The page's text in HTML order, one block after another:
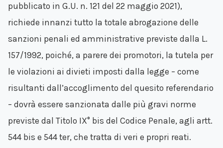
pubblicato in G.U. n. 121 del 22 maggio 2021),
richiede innanzi tutto la totale abrogazione delle
sanzioni penali ed amministrative previste dalla L.
157/1992, poiché, a parere dei promotori, la tutela per
le violazioni ai divieti imposti dalla legge – come
risultanti dall’accoglimento del quesito referendario
– dovrà essere sanzionata dalle più gravi norme
previste dal Titolo IX° bis del Codice Penale, agli artt.
544 bis e 544 ter, che tratta di veri e propri reati.